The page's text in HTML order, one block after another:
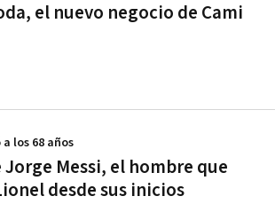
el nuevo negocio de Cami
Messi, el hombre que
desde sus inicios
los 68 años